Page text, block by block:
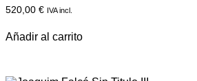
520,00 € IVA incl.
Añadir al carrito